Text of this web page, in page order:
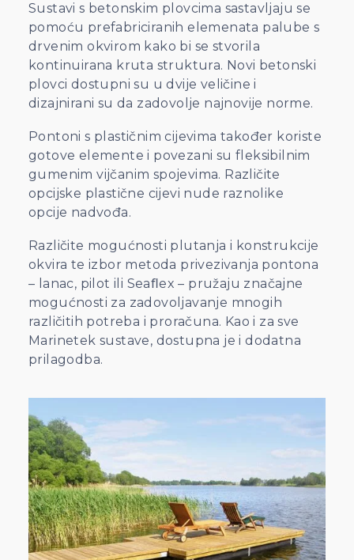
Sustavi s betonskim plovcima sastavljaju se
pomoću prefabriciranih elemenata palube s
drvenim okvirom kako bi se stvorila
kontinuirana kruta struktura. Novi betonski
plovci dostupni su u dvije veličine i
dizajnirani su da zadovolje najnovije norme.
Pontoni s plastičnim cijevima također koriste
gotove elemente i povezani su fleksibilnim
gumenim vijčanim spojevima. Različite
opcijske plastične cijevi nude raznolike
opcije nadvođa.
Različite mogućnosti plutanja i konstrukcije
okvira te izbor metoda privezivanja pontona
– lanac, pilot ili Seaﬂex – pružaju značajne
mogućnosti za zadovoljavanje mnogih
različitih potreba i proračuna. Kao i za sve
Marinetek sustave, dostupna je i dodatna
prilagodba.